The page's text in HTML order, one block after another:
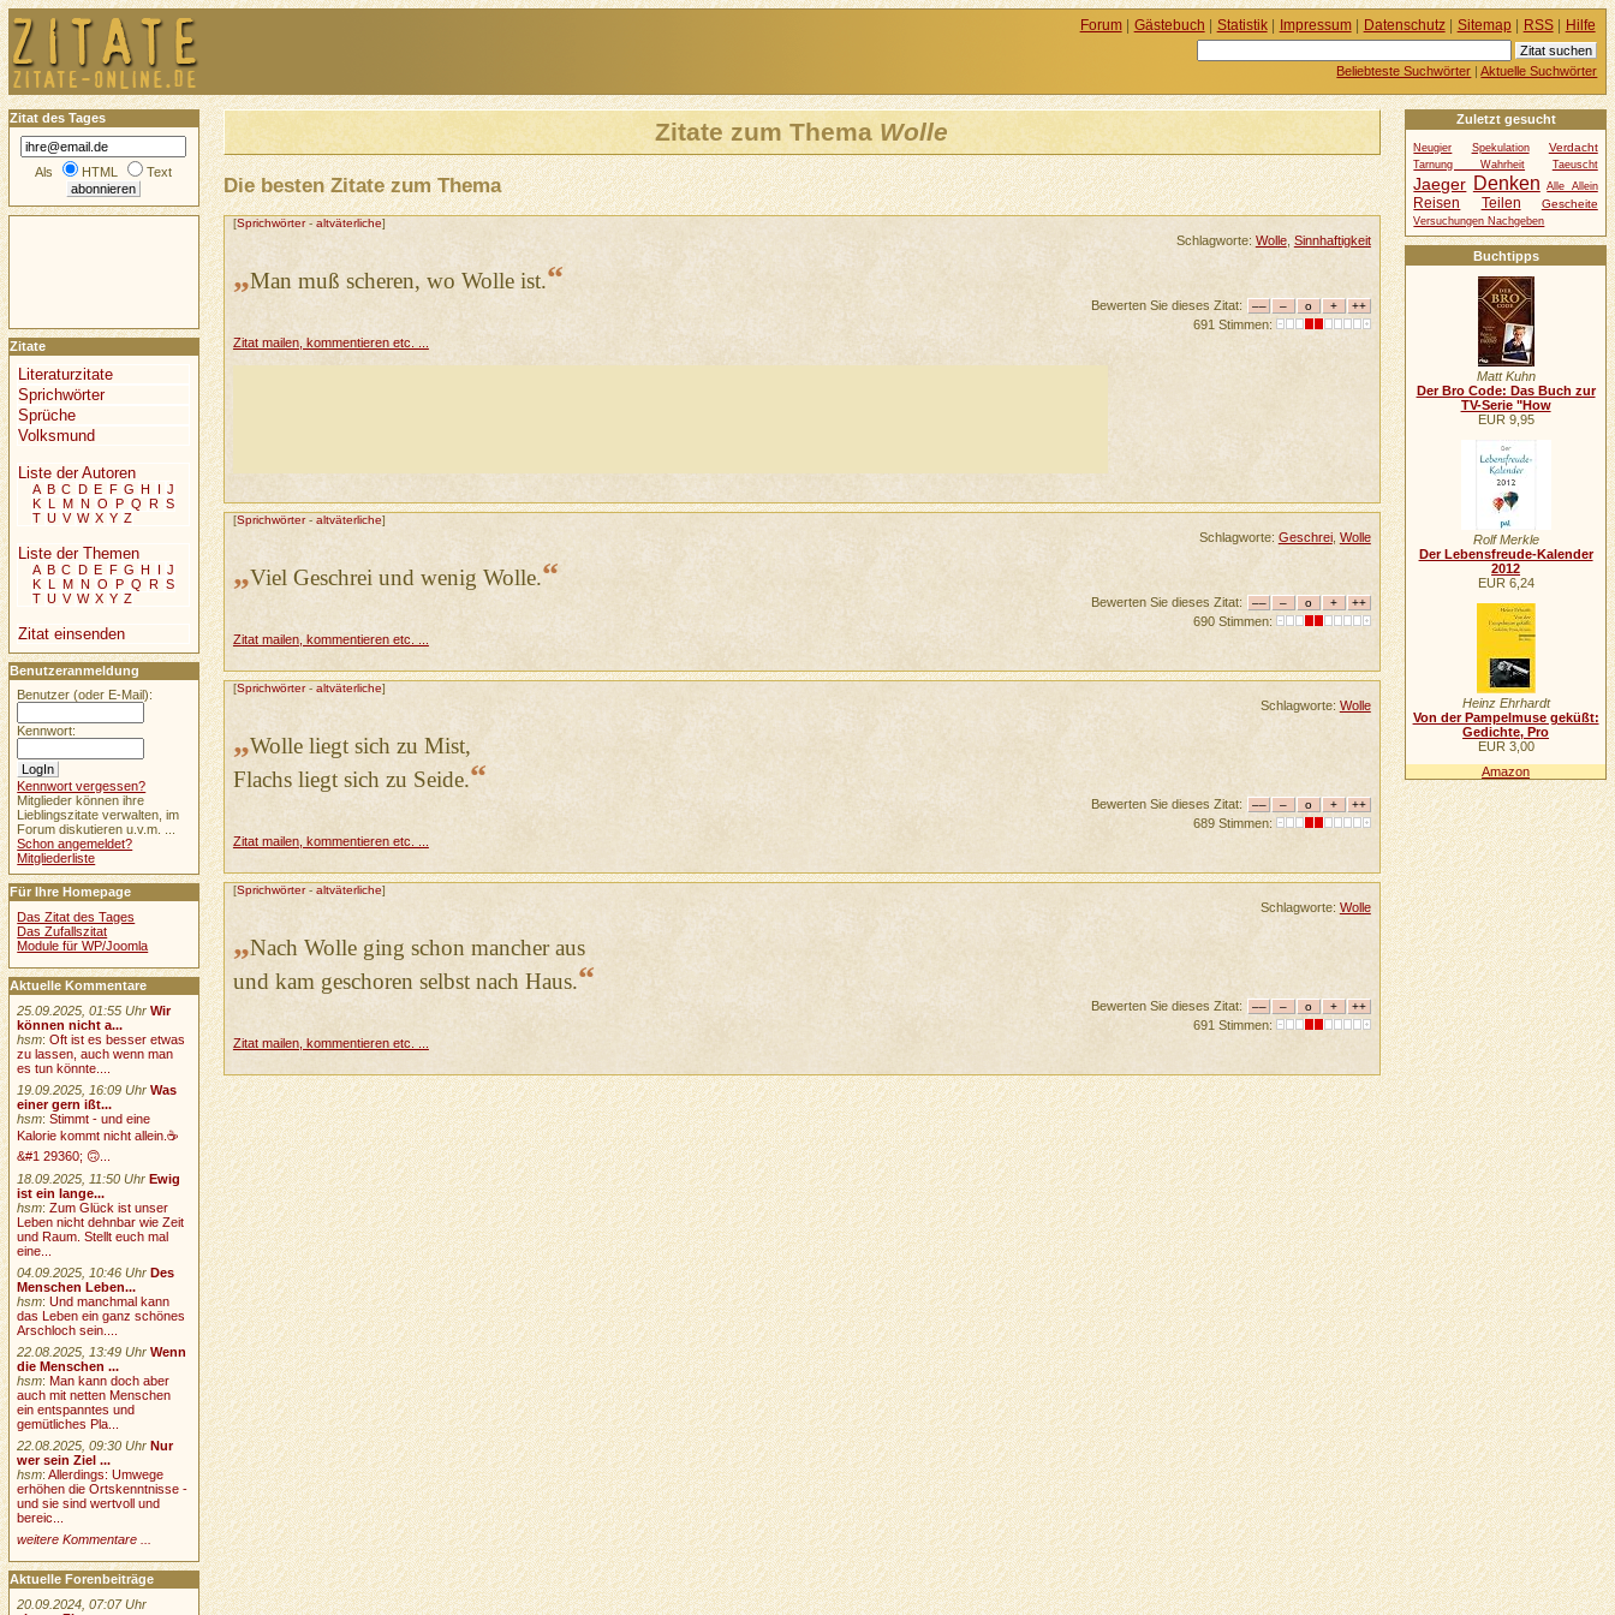
Zitate zum Thema Wolle
Die besten Zitate zum Thema
[Sprichwörter- altväterliche]
Schlagworte: Wolle,Sinnhaftigkeit
„Man muß scheren, wo Wolle ist.“
Bewerten Sie dieses Zitat:
691 Stimmen:
Zitat mailen, kommentieren etc. ...
[Sprichwörter- altväterliche]
Schlagworte: Geschrei, Wolle
„Viel Geschrei und wenig Wolle.“
Bewerten Sie dieses Zitat:
690 Stimmen:
Zitat mailen, kommentieren etc. ...
[Sprichwörter- altväterliche]
Schlagworte: Wolle
„Wolle liegt sich zu Mist,
Flachs liegt sich zu Seide.“
Bewerten Sie dieses Zitat:
689 Stimmen:
Zitat mailen, kommentieren etc. ...
[Sprichwörter- altväterliche]
Schlagworte: Wolle
„Nach Wolle ging schon mancher aus
und kam geschoren selbst nach Haus.“
Bewerten Sie dieses Zitat:
691 Stimmen:
Zitat mailen, kommentieren etc. ...
Zuletzt gesucht
Neugier Spekulation Verdacht
Tarnung Wahrheit Taeuscht
Jaeger Denken Alle Allein
Reisen Teilen Gescheite
Versuchungen Nachgeben
Buchtipps
Matt Kuhn
Der Bro Code: Das Buch zur
TV-Serie "How
EUR 9,95
Rolf Merkle
Der Lebensfreude-Kalender
2012
EUR 6,24
Heinz Ehrhardt
Von der Pampelmuse geküßt:
Gedichte, Pro
EUR 3,00
Amazon
Zitat des Tages
Als HTML Text
Zitate
Literaturzitate
Sprichwörter
Sprüche
Volksmund
Liste der Autoren
A B C D E F G H I J
K L M N O P Q R S
T U V W X Y Z
Liste der Themen
A B C D E F G H I J
K L M N O P Q R S
T U V W X Y Z
Zitat einsenden
Benutzeranmeldung
Benutzer (oder E-Mail):
Kennwort:
Kennwort vergessen?
Mitglieder können ihre
Lieblingszitate verwalten, im
Forum diskutieren u.v.m. ...
Schon angemeldet?
Mitgliederliste
Für Ihre Homepage
Das Zitat des Tages
Das Zufallszitat
Module für WP/Joomla
Aktuelle Kommentare
25.09.2025, 01:55 Uhr Wir
können nicht a...
hsm:Oft ist es besser etwas
zu lassen, auch wenn man
es tun könnte....
19.09.2025, 16:09 Uhr Was
einer gern ißt...
hsm:Stimmt - und eine
Kalorie kommt nicht allein.☕
&#1 29360; 🙃...
18.09.2025, 11:50 Uhr Ewig
ist ein lange...
hsm:Zum Glück ist unser
Leben nicht dehnbar wie Zeit
und Raum. Stellt euch mal
eine...
04.09.2025, 10:46 Uhr Des
Menschen Leben...
hsm:Und manchmal kann
das Leben ein ganz schönes
Arschloch sein....
22.08.2025, 13:49 Uhr Wenn
die Menschen ...
hsm:Man kann doch aber
auch mit netten Menschen
ein entspanntes und
gemütliches Pla...
22.08.2025, 09:30 Uhr Nur
wer sein Ziel ...
hsm:Allerdings: Umwege
erhöhen die Ortskenntnisse -
und sie sind wertvoll und
bereic...
weitere Kommentare ...
Aktuelle Forenbeiträge
20.09.2024, 07:07 Uhr
Forum| Gästebuch | Statistik| Impressum| Datenschutz| Sitemap| RSS| Hilfe
Beliebteste Suchwörter |Aktuelle Suchwörter